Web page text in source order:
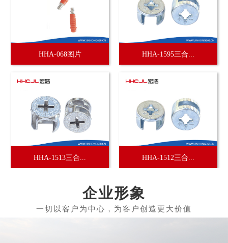
HHA-068图片 HHA-1595三合...
HHA-1513三合... HHA-1512三合...
企业形象